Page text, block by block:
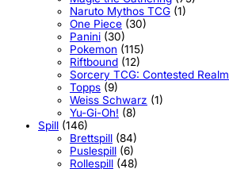
Naruto Mythos TCG (1)
One Piece (30)
Panini (30)
Pokemon (115)
Riftbound (12)
Sorcery TCG: Contested Realm
Topps (9)
Weiss Schwarz (1)
Yu-Gi-Oh! (8)
Spill (146)
Brettspill (84)
Puslespill (6)
Rollespill (48)